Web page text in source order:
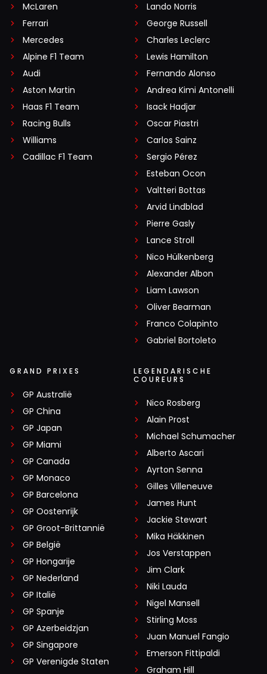
McLaren
Ferrari
Mercedes
Alpine F1 Team
Audi
Aston Martin
Haas F1 Team
Racing Bulls
Williams
Cadillac F1 Team
Lando Norris
George Russell
Charles Leclerc
Lewis Hamilton
Fernando Alonso
Andrea Kimi Antonelli
Isack Hadjar
Oscar Piastri
Carlos Sainz
Sergio Pérez
Esteban Ocon
Valtteri Bottas
Arvid Lindblad
Pierre Gasly
Lance Stroll
Nico Hülkenberg
Alexander Albon
Liam Lawson
Oliver Bearman
Franco Colapinto
Gabriel Bortoleto
GRAND PRIXES
GP Australië
GP China
GP Japan
GP Miami
GP Canada
GP Monaco
GP Barcelona
GP Oostenrijk
GP Groot-Brittannië
GP België
GP Hongarije
GP Nederland
GP Italië
GP Spanje
GP Azerbeidzjan
GP Singapore
GP Verenigde Staten
LEGENDARISCHE
COUREURS
Nico Rosberg
Alain Prost
Michael Schumacher
Alberto Ascari
Ayrton Senna
Gilles Villeneuve
James Hunt
Jackie Stewart
Mika Häkkinen
Jos Verstappen
Jim Clark
Niki Lauda
Nigel Mansell
Stirling Moss
Juan Manuel Fangio
Emerson Fittipaldi
Graham Hill